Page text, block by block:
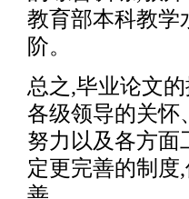
教育部本科教学
阶。
总之,毕业论文
各级领导的关怀
努力以及各方面
定更完善的制度